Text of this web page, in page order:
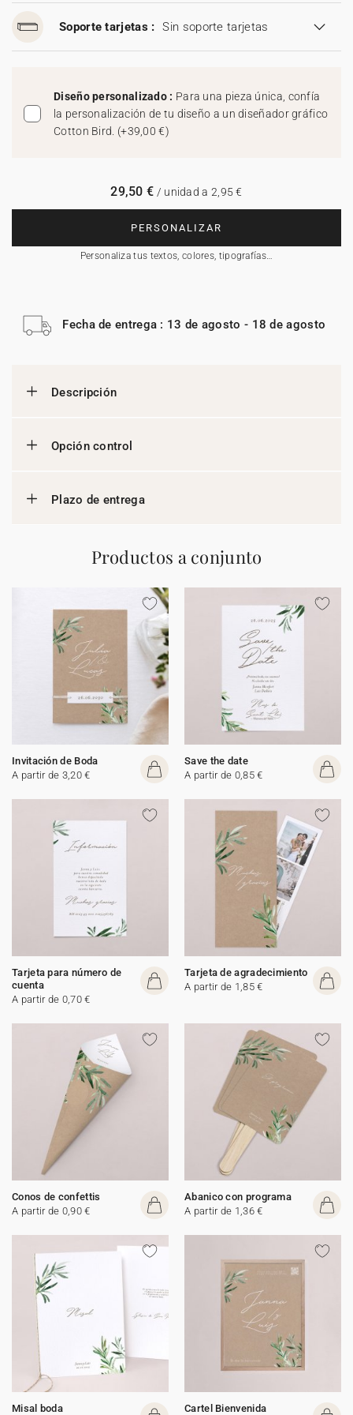
Soporte tarjetas : Sin soporte tarjetas
Diseño personalizado : Para una pieza única, confía
la personalización de tu diseño a un diseñador gráfico
Cotton Bird. (+39,00 €)
PERSONALIZAR
Personaliza tus textos, colores, tipografías…
29,50 € / unidad a 2,95 €
Fecha de entrega : 13 de agosto - 18 de agosto
Descripción
Opción control
Plazo de entrega
Productos a conjunto
Invitación de Boda
A partir de 3,20 €
Save the date
A partir de 0,85 €
Tarjeta para número de
cuenta
A partir de 0,70 €
Tarjeta de agradecimiento
A partir de 1,85 €
Conos de confettis
A partir de 0,90 €
Abanico con programa
A partir de 1,36 €
Misal boda Cartel Bienvenida